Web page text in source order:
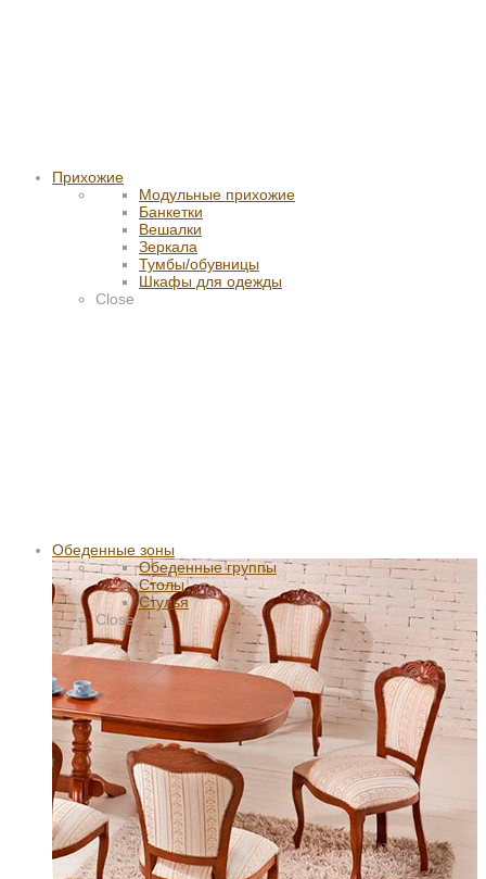
Прихожие
Модульные прихожие
Банкетки
Вешалки
Зеркала
Тумбы/обувницы
Шкафы для одежды
Close
Обеденные зоны
Обеденные группы
Столы
Стулья
Close